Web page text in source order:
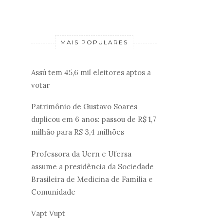
MAIS POPULARES
Assú tem 45,6 mil eleitores aptos a
votar
Patrimônio de Gustavo Soares
duplicou em 6 anos: passou de R$ 1,7
milhão para R$ 3,4 milhões
Professora da Uern e Ufersa
assume a presidência da Sociedade
Brasileira de Medicina de Família e
Comunidade
Vapt Vupt